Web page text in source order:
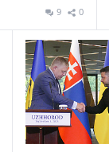
9 0